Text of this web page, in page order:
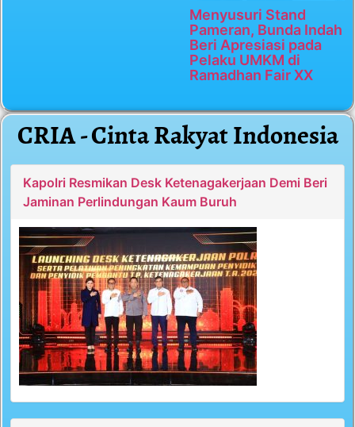
Menyusuri Stand
Pameran, Bunda Indah
Beri Apresiasi pada
Pelaku UMKM di
Ramadhan Fair XX
CRIA - Cinta Rakyat Indonesia
Kapolri Resmikan Desk Ketenagakerjaan Demi Beri
Jaminan Perlindungan Kaum Buruh